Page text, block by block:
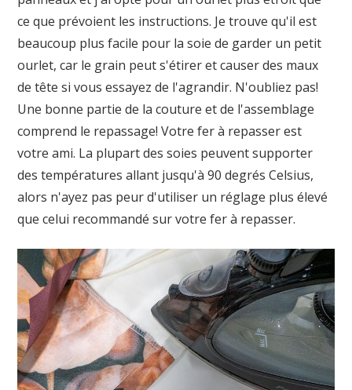
ce que prévoient les instructions. Je trouve qu'il est
beaucoup plus facile pour la soie de garder un petit
ourlet, car le grain peut s'étirer et causer des maux
de tête si vous essayez de l'agrandir. N'oubliez pas!
Une bonne partie de la couture et de l'assemblage
comprend le repassage! Votre fer à repasser est
votre ami. La plupart des soies peuvent supporter
des températures allant jusqu'à 90 degrés Celsius,
alors n'ayez pas peur d'utiliser un réglage plus élevé
que celui recommandé sur votre fer à repasser.